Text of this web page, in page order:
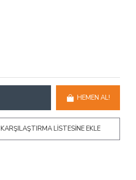
HEMEN AL!
KARŞILAŞTIRMA LISTESINE EKLE